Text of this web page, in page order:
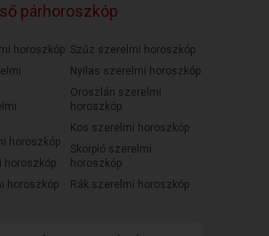
párhoroszkóp
horoszkóp
horoszkóp
horoszkóp
horoszkóp
Szűz szerelmi horoszkóp
Nyilas szerelmi horoszkóp
Oroszlán szerelmi
horoszkóp
Kos szerelmi horoszkóp
Skorpió szerelmi
horoszkóp
Rák szerelmi horoszkóp